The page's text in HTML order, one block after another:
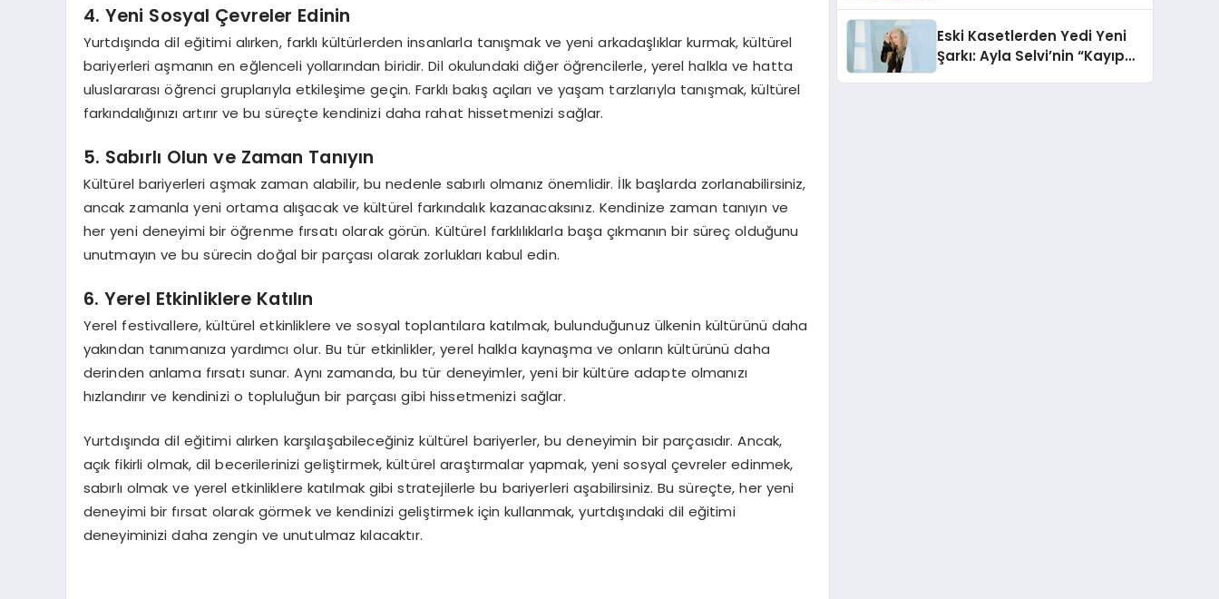
4. Yeni Sosyal Çevreler Edinin
Yurtdışında dil eğitimi alırken, farklı kültürlerden insanlarla tanışmak ve yeni arkadaşlıklar kurmak, kültürel
bariyerleri aşmanın en eğlenceli yollarından biridir. Dil okulundaki diğer öğrencilerle, yerel halkla ve hatta
uluslararası öğrenci gruplarıyla etkileşime geçin. Farklı bakış açıları ve yaşam tarzlarıyla tanışmak, kültürel
farkındalığınızı artırır ve bu süreçte kendinizi daha rahat hissetmenizi sağlar.
5. Sabırlı Olun ve Zaman Tanıyın
Kültürel bariyerleri aşmak zaman alabilir, bu nedenle sabırlı olmanız önemlidir. İlk başlarda zorlanabilirsiniz,
ancak zamanla yeni ortama alışacak ve kültürel farkındalık kazanacaksınız. Kendinize zaman tanıyın ve
her yeni deneyimi bir öğrenme fırsatı olarak görün. Kültürel farklılıklarla başa çıkmanın bir süreç olduğunu
unutmayın ve bu sürecin doğal bir parçası olarak zorlukları kabul edin.
6. Yerel Etkinliklere Katılın
Yerel festivallere, kültürel etkinliklere ve sosyal toplantılara katılmak, bulunduğunuz ülkenin kültürünü daha
yakından tanımanıza yardımcı olur. Bu tür etkinlikler, yerel halkla kaynaşma ve onların kültürünü daha
derinden anlama fırsatı sunar. Aynı zamanda, bu tür deneyimler, yeni bir kültüre adapte olmanızı
hızlandırır ve kendinizi o topluluğun bir parçası gibi hissetmenizi sağlar.
Yurtdışında dil eğitimi alırken karşılaşabileceğiniz kültürel bariyerler, bu deneyimin bir parçasıdır. Ancak,
açık fikirli olmak, dil becerilerinizi geliştirmek, kültürel araştırmalar yapmak, yeni sosyal çevreler edinmek,
sabırlı olmak ve yerel etkinliklere katılmak gibi stratejilerle bu bariyerleri aşabilirsiniz. Bu süreçte, her yeni
deneyimi bir fırsat olarak görmek ve kendinizi geliştirmek için kullanmak, yurtdışındaki dil eğitimi
deneyiminizi daha zengin ve unutulmaz kılacaktır.
Eski Kasetlerden Yedi Yeni
Şarkı: Ayla Selvi’nin “Kayıp